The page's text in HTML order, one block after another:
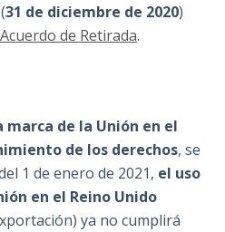
31 de diciembre de 2020)
Acuerdo de Retirada.
marca de la Unión en el
de los derechos, se
1 de enero de 2021, el uso
en el Reino Unido
ya no cumplirá